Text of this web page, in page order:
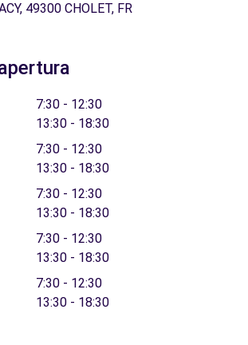
49300 CHOLET, FR
7:30 - 12:30
13:30 - 18:30
7:30 - 12:30
13:30 - 18:30
7:30 - 12:30
13:30 - 18:30
7:30 - 12:30
13:30 - 18:30
7:30 - 12:30
13:30 - 18:30